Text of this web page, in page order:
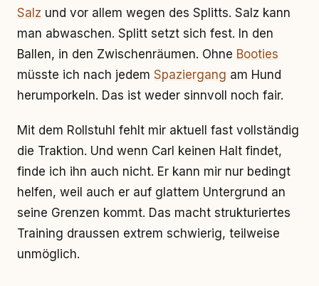
Salz und vor allem wegen des Splitts. Salz kann
man abwaschen. Splitt setzt sich fest. In den
Ballen, in den Zwischenräumen. Ohne Booties
müsste ich nach jedem Spaziergang am Hund
herumporkeln. Das ist weder sinnvoll noch fair.
Mit dem Rollstuhl fehlt mir aktuell fast vollständig
die Traktion. Und wenn Carl keinen Halt findet,
finde ich ihn auch nicht. Er kann mir nur bedingt
helfen, weil auch er auf glattem Untergrund an
seine Grenzen kommt. Das macht strukturiertes
Training draussen extrem schwierig, teilweise
unmöglich.